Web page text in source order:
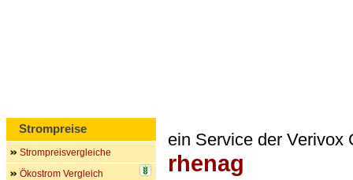
ein Service der Verivox
rhenag
Strompreise
Strompreisvergleiche
Ökostrom Vergleich